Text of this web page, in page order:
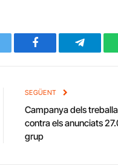
Facebook
SEGÜENT
Campanya dels
contra els anunciats
grup